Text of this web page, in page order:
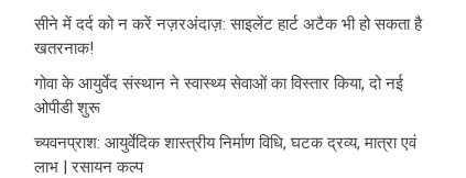
सीने में दर्द को न करें नज़रअंदाज़: साइलेंट हार्ट अटैक भी हो सकता है
खतरनाक!
गोवा के आयुर्वेद संस्थान ने स्वास्थ्य सेवाओं का विस्तार किया, दो नई
ओपीडी शुरू
च्यवनप्राश: आयुर्वेदिक शास्त्रीय निर्माण विधि, घटक द्रव्य, मात्रा एवं
लाभ | रसायन कल्प